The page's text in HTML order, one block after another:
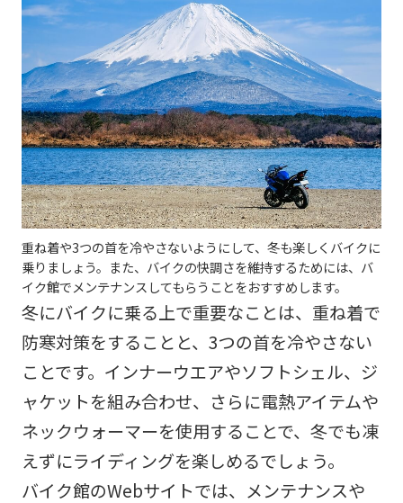
重ね着や3つの首を冷やさないようにして、冬も楽しくバイクに
乗りましょう。また、バイクの快調さを維持するためには、バ
イク館でメンテナンスしてもらうことをおすすめします。
冬にバイクに乗る上で重要なことは、重ね着で
防寒対策をすることと、3つの首を冷やさない
ことです。インナーウエアやソフトシェル、ジ
ャケットを組み合わせ、さらに電熱アイテムや
ネックウォーマーを使用することで、冬でも凍
えずにライディングを楽しめるでしょう。
バイク館のWebサイトでは、メンテナンスや